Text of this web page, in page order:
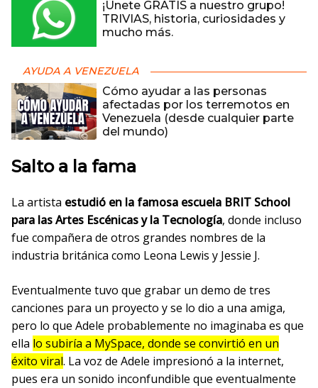
¡Únete GRATIS a nuestro grupo!
TRIVIAS, historia, curiosidades y
mucho más.
AYUDA A VENEZUELA
Cómo ayudar a las personas
afectadas por los terremotos en
Venezuela (desde cualquier parte
del mundo)
Salto a la fama
La artista estudió en la famosa escuela BRIT School
para las Artes Escénicas y la Tecnología, donde incluso
fue compañera de otros grandes nombres de la
industria británica como Leona Lewis y Jessie J.
Eventualmente tuvo que grabar un demo de tres
canciones para un proyecto y se lo dio a una amiga,
pero lo que Adele probablemente no imaginaba es que
ella lo subiría a MySpace, donde se convirtió en un
éxito viral. La voz de Adele impresionó a la internet,
pues era un sonido inconfundible que eventualmente